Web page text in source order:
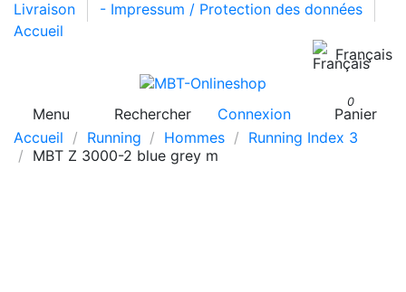
Livraison
- Impressum / Protection des données
Accueil
Français
Menu Rechercher Connexion
0
Panier
Accueil
Running Hommes
Running Index 3
MBT Z 3000-2 blue grey m